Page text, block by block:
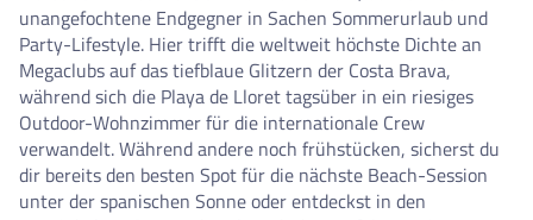
unangefochtene Endgegner in Sachen Sommerurlaub und
Party-Lifestyle. Hier trifft die weltweit höchste Dichte an
Megaclubs auf das tiefblaue Glitzern der Costa Brava,
während sich die Playa de Lloret tagsüber in ein riesiges
Outdoor-Wohnzimmer für die internationale Crew
verwandelt. Während andere noch frühstücken, sicherst du
dir bereits den besten Spot für die nächste Beach-Session
unter der spanischen Sonne oder entdeckst in den